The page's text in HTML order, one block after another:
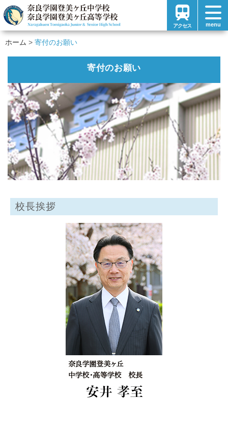
アクセス menu
ホーム 寄付のお願い
寄付のお願い
校長挨拶